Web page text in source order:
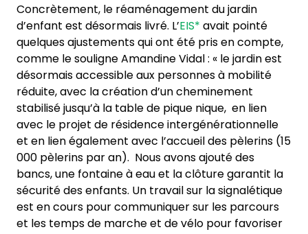
Concrètement, le réaménagement du jardin
d’enfant est désormais livré. L’EIS* avait pointé
quelques ajustements qui ont été pris en compte,
comme le souligne Amandine Vidal : « le jardin est
désormais accessible aux personnes à mobilité
réduite, avec la création d’un cheminement
stabilisé jusqu’à la table de pique nique, en lien
avec le projet de résidence intergénérationnelle
et en lien également avec l’accueil des pèlerins (15
000 pèlerins par an). Nous avons ajouté des
bancs, une fontaine à eau et la clôture garantit la
sécurité des enfants. Un travail sur la signalétique
est en cours pour communiquer sur les parcours
et les temps de marche et de vélo pour favoriser